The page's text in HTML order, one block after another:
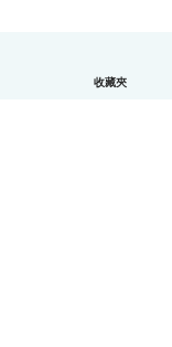
收藏夾